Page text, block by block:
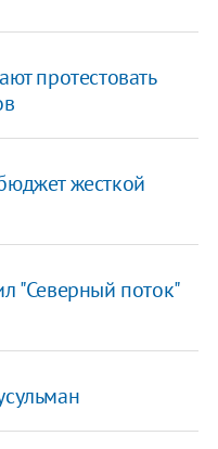
протестовать
жесткой
"Северный поток"